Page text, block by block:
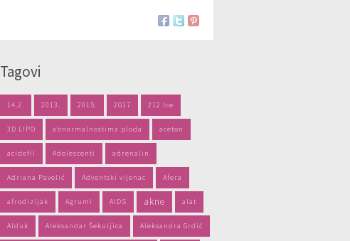
Tagovi
14.2. 2013. 2015. 2017 212 Ice
3D LIPO abnormalnostima ploda aceton
acidofil Adolescenti adrenalin
Adriana Pavelić Adventski vijenac Afera
afrodizijak Agrumi AIDS akne alat
Alduk Aleksandar Šekuljica Aleksandra Grdić